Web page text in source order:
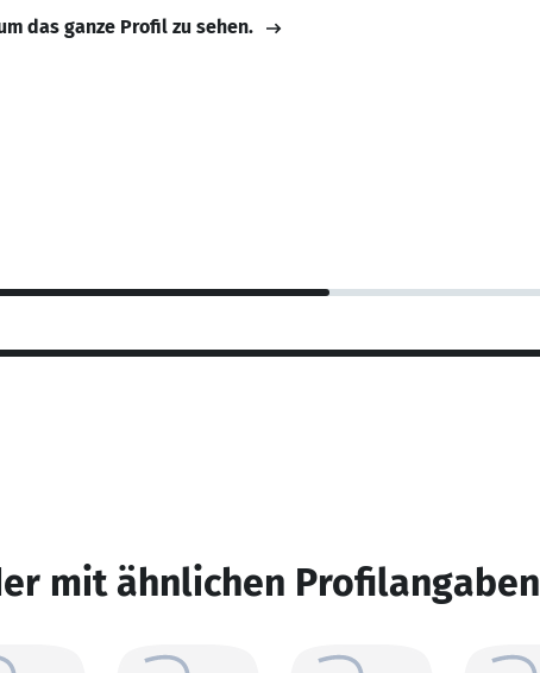
das ganze Profil zu sehen.
mit ähnlichen Profilangaben